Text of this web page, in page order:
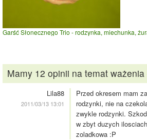
Garść Słonecznego Trio - rodzynka, miechunka,
Mamy 12 opinii na temat ważenia
Lila88
2011/03/13 13:01
Przed okresem mam
rodzynki, nie na
zwykle rodzynki.
w zbyt duzych
zoladkowa :P